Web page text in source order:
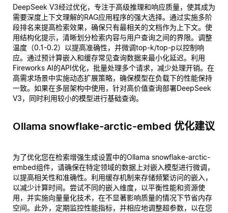
DeepSeek V3经过优化，专注于高级推理和响应质量，使其成为
需要深度上下文理解的RAG应用程序的强大选择。通过实施多阶
段排名来提高检索效果，确保只有最相关的文档作为上下文。使
用结构化提示，清晰划分检索内容与用户查询之间的界限。调整
温度（0.1-0.2）以提高准确性，并微调top-k/top-p以控制响
应。通过预计算嵌入和缓存常见查询数据来最小化延迟。利用
Fireworks AI的API优化，批量处理多个请求，减少处理开销。在
高需求场景中实施动态扩展策略，确保模型在负载下的性能保持
一致。如果在多层架构中使用，针对高价值查询部署DeepSeek
V3，同时利用较小的模型进行基础查询。
Ollama snowflake-arctic-embed 优化建议
为了优化您在检索增强生成设置中的Ollama snowflake-arctic-
embed组件，请确保在特定领域的数据上对嵌入模型进行微调，
以提高相关性和准确性。利用缓存机制来存储频繁访问的嵌入，
以减少计算时间。尝试不同的嵌入维度，以平衡性能和资源使
用，并实施向量量化技术，在不显著影响质量的情况下节省内存
空间。此外，定期监控性能指标，并相应地调整超参数，以在您